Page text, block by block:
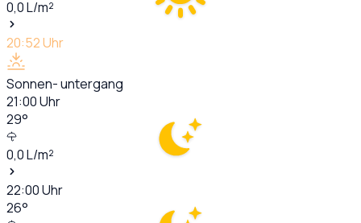
0,0L/m²
20:52Uhr
Sonnen- untergang
21:00Uhr
29°
0,0L/m²
22:00Uhr
26°